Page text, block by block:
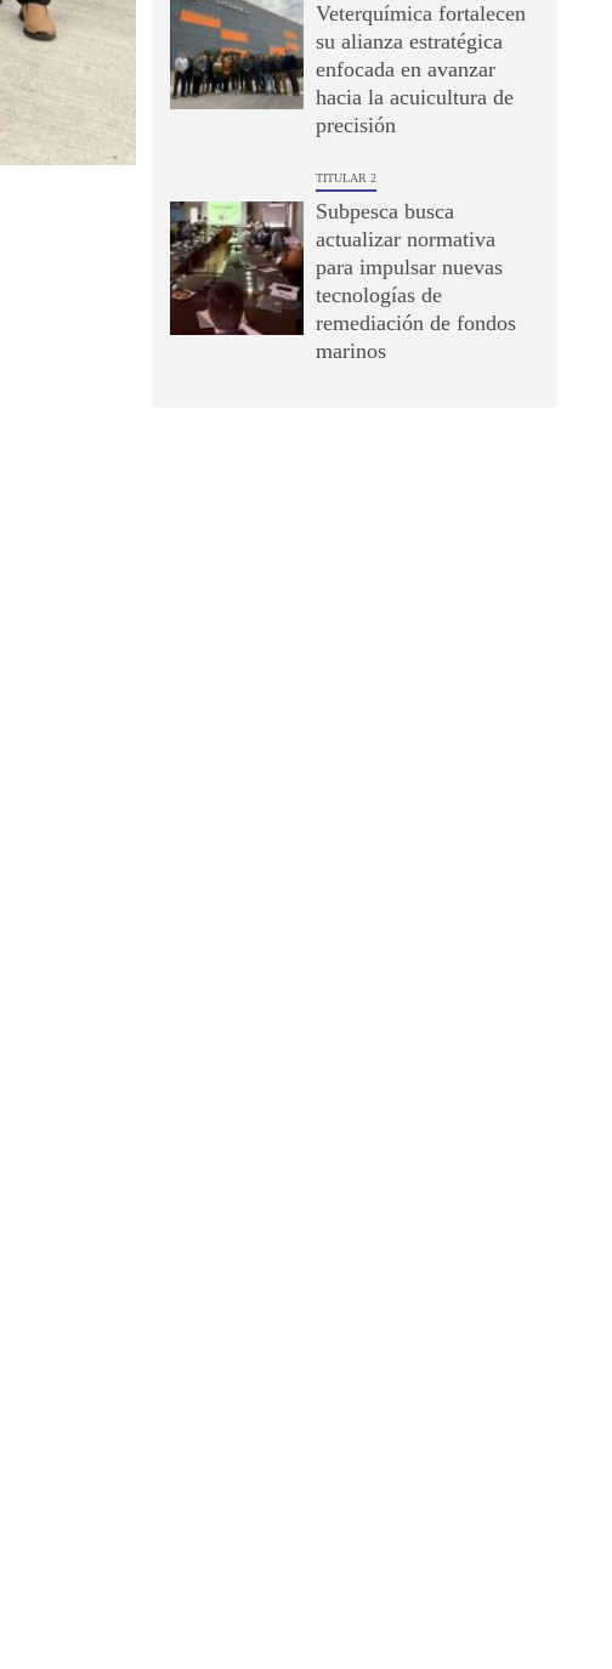
Veterquímica fortalecen
su alianza estratégica
enfocada en avanzar
hacia la acuicultura de
precisión
TITULAR 2
Subpesca busca
actualizar normativa
para impulsar nuevas
tecnologías de
remediación de fondos
marinos